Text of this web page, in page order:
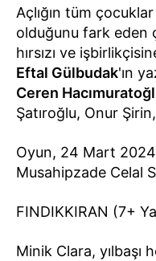
Açlığın tüm
olduğunu fark eden
hırsızı ve
Eftal Gülbudak'ın
Ceren
Şatıroğlu, Onur Şirin,
Oyun, 24 Mart
Musahipzade Celal
FINDIKKIRAN (7+
Minik Clara, yılbaşı